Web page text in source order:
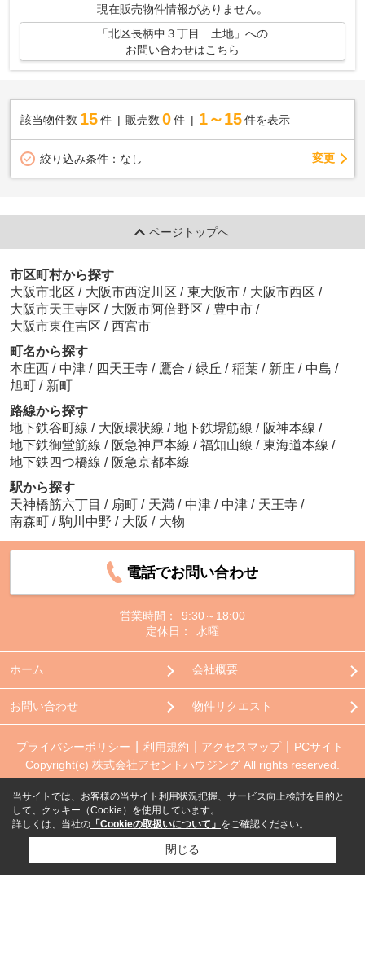
現在販売物件情報がありません。
「北区長柄中３丁目 土地」への
お問い合わせはこちら
該当物件数 15件 販売数 0 件 1～15 件を表示
絞り込み条件： なし 変更
ページトップへ
市区町村から探す
大阪市北区 / 大阪市西淀川区 / 東大阪市 / 大阪市西区 /
大阪市天王寺区 / 大阪市阿倍野区 / 豊中市 /
大阪市東住吉区 / 西宮市
町名から探す
本庄西 / 中津 / 四天王寺 / 鷹合 / 緑丘 / 稲葉 / 新庄 / 中島 /
旭町 / 新町
路線から探す
地下鉄谷町線 / 大阪環状線 / 地下鉄堺筋線 / 阪神本線 /
地下鉄御堂筋線 / 阪急神戸本線 / 福知山線 / 東海道本線 /
地下鉄四つ橋線 / 阪急京都本線
駅から探す
天神橋筋六丁目 / 扇町 / 天満 / 中津 / 中津 / 天王寺 /
南森町 / 駒川中野 / 大阪 / 大物
電話でお問い合わせ
営業時間：
9:30～18:00
定休日：
水曜
ホーム 会社概要
お問い合わせ 物件リクエスト
プライバシーポリシー 利用規約 アクセスマップ
PCサイト
Copyright(c) 株式会社アセントハウジング All rights reserved.
当サイトでは、お客様の当サイト利用状況把握、サービス向上検討を目的と
して、クッキー（Cookie）を使用しています。
詳しくは、当社の 「Cookieの取扱いについて」 をご確認ください。
閉じる